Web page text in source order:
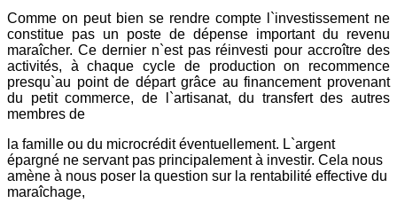
Comme on peut bien se rendre compte l`investissement ne
constitue pas un poste de dépense important du revenu
maraîcher. Ce dernier n`est pas réinvesti pour accroître des
activités, à chaque cycle de production on recommence
presqu`au point de départ grâce au financement provenant
du petit commerce, de l`artisanat, du transfert des autres
membres de
la famille ou du microcrédit éventuellement. L`argent
épargné ne servant pas principalement à investir. Cela nous
amène à nous poser la question sur la rentabilité effective du
maraîchage,